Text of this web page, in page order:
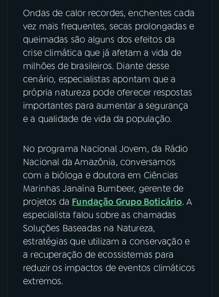
08 FESTIVAL DE MÚSICA
ACOMPANHE A RÁDIO NACIONAL
YouTube Facebook
Instagram X
Ondas de calor recordes, enchentes cada
vez mais frequentes, secas prolongadas e
queimadas são alguns dos efeitos da
crise climática que já afetam a vida de
milhões de brasileiros. Diante desse
cenário, especialistas apontam que a
própria natureza pode oferecer respostas
importantes para aumentar a segurança
e a qualidade de vida da população.
No programa Nacional Jovem, da Rádio
Nacional da Amazônia, conversamos
com a bióloga e doutora em Ciências
Marinhas Janaína Bumbeer, gerente de
projetos da Fundação Grupo Boticário. A
especialista falou sobre as chamadas
Soluções Baseadas na Natureza,
estratégias que utilizam a conservação e
a recuperação de ecossistemas para
reduzir os impactos de eventos climáticos
extremos.